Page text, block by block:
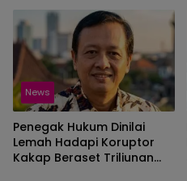
News
Penegak Hukum Dinilai
Lemah Hadapi Koruptor
Kakap Beraset Triliunan